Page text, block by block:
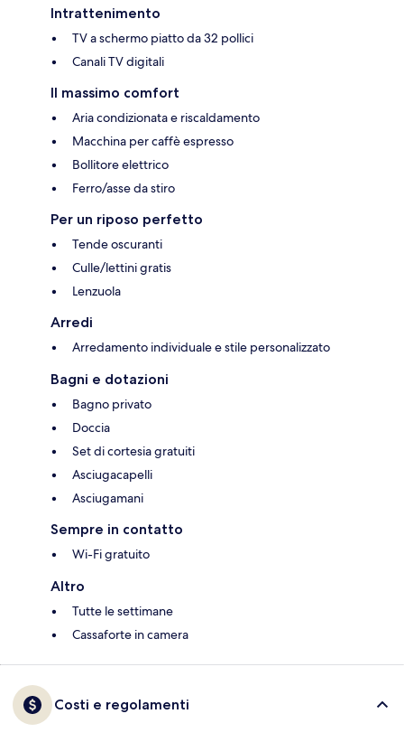
Intrattenimento
TV a schermo piatto da 32 pollici
Canali TV digitali
Il massimo comfort
Aria condizionata e riscaldamento
Macchina per caffè espresso
Bollitore elettrico
Ferro/asse da stiro
Per un riposo perfetto
Tende oscuranti
Culle/lettini gratis
Lenzuola
Arredi
Arredamento individuale e stile personalizzato
Bagni e dotazioni
Bagno privato
Doccia
Set di cortesia gratuiti
Asciugacapelli
Asciugamani
Sempre in contatto
Wi-Fi gratuito
Altro
Tutte le settimane
Cassaforte in camera
Costi e regolamenti